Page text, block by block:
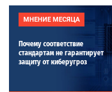
МНЕНИЕ МЕСЯЦА
Почему соответствие
стандартам не гарантирует
защиту от киберугроз